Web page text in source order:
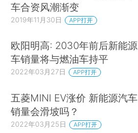
车合资风潮渐变
2019年11月30日 APP打开
欧阳明高: 2030年前后新能源
车销量将与燃油车持平
2022年03月27日 APP打开
五菱MINI EV涨价 新能源汽车
销量会滑坡吗？
2022年03月25日 APP打开